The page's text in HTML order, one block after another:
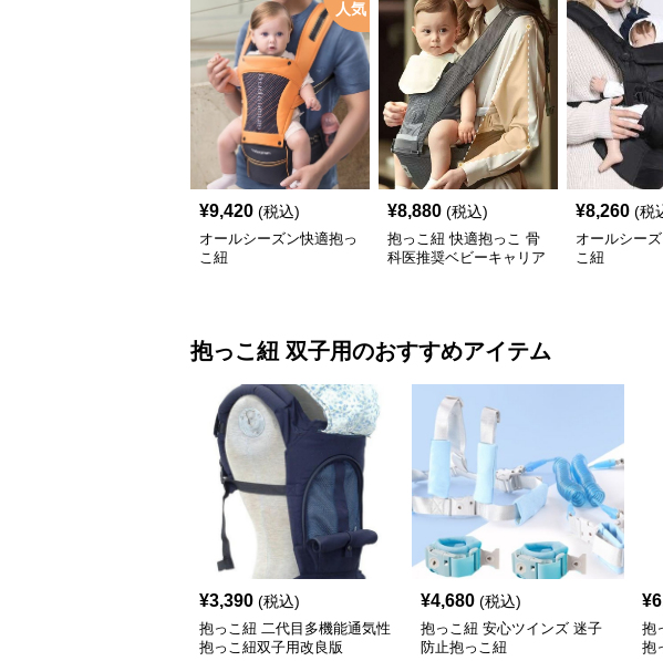
人気
¥9,420 (税込)
オールシーズン快適抱っ
こ紐
¥8,880 (税込)
抱っこ紐 快適抱っこ 骨
科医推奨ベビーキャリア
¥8,260 (税
オールシー
こ紐
抱っこ紐 双子用のおすすめアイテム
¥3,390 (税込)
抱っこ紐 二代目多機能通気性
抱っこ紐双子用改良版
¥4,680 (税込)
抱っこ紐 安心ツインズ 迷子
防止抱っこ紐
¥
抱
抱